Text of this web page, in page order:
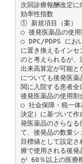
次回診療報酬改定に
効率性指数
① 新規項目（案）
○ 後発医薬品の使用
○ DPC/PDPS にお
に置き換えるインセ
のと考えられるが、
出来高算定が可能と
についても後発医
関に入院する患者全
後発医薬品の使用割
○ 社会保障・税一
決定）に基づいて作
発医薬品のさらなる
て、後発品の数量
目標値として設定
療で使用される後発
が 60％以上の医療